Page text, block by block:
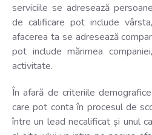
serviciile se adresează
de calificare pot include
afacerea ta se adresează
pot include mărimea
activitate.
În afară de criteriile
care pot conta în procesul de
între un lead necalificat și unul